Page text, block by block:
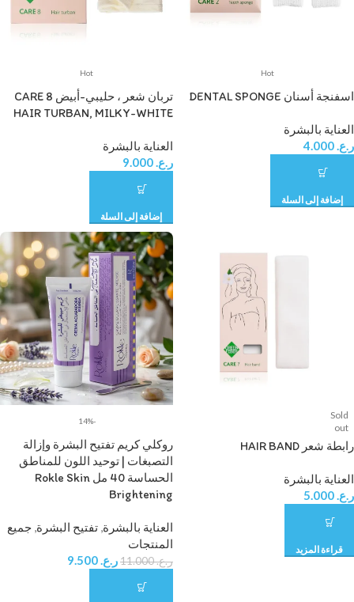
Hot
اسفنجة أسنان DENTAL SPONGE
العناية بالبشرة
ر.ع.
إضافة إلى السلة
Hot
تربان شعر ، حليبي-أبيض CARE 8
HAIR TURBAN, MILKY-WHITE
العناية بالبشرة
ر.ع.
إضافة إلى السلة
Sold
out
رابطة شعر HAIR BAND
العناية بالبشرة
ر.ع.
قراءة المزيد
-14%
روكلي كريم تفتيح البشرة وإزالة
التصبغات | توحيد اللون للمناطق
الحساسة 40 مل Rokle Skin
Brightening
العناية بالبشرة, تفتيح البشرة, جميع
المنتجات
ر.ع.11.000 ر.ع.